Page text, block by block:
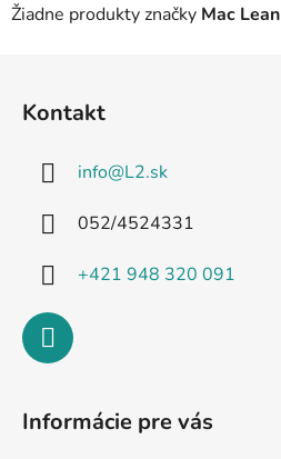
Žiadne produkty značky Mac Lean
Kontakt
info@L2.sk
052/4524331
+421 948 320 091
Informácie pre vás